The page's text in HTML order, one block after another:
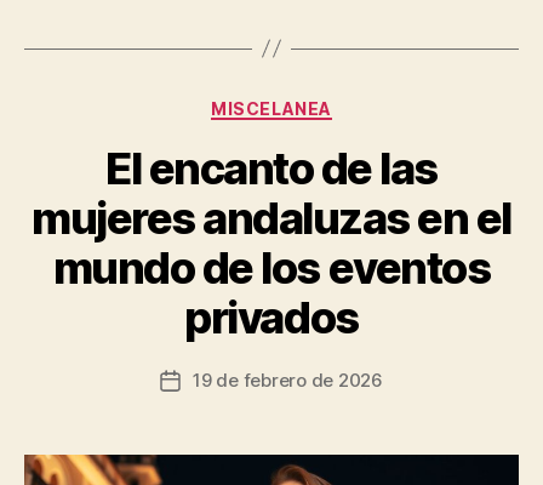
Categorías
MISCELANEA
El encanto de las
mujeres andaluzas en el
mundo de los eventos
privados
Fecha
entrada
19 de febrero de 2026